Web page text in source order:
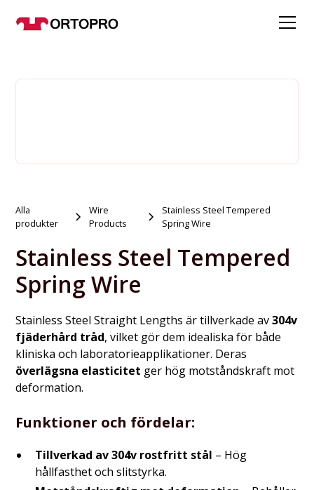
Alla
produkter
Wire
Products
Stainless Steel Tempered
Spring Wire
Stainless Steel Tempered
Spring Wire
Stainless Steel Straight Lengths är tillverkade av304v
fjäderhård tråd, vilket gör dem idealiska för både
kliniska och laboratorieapplikationer. Deras
överlägsna elasticitet ger hög motståndskraft mot
deformation.
Funktioner och fördelar:
Tillverkad av 304v rostfritt stål – Hög
hållfasthet och slitstyrka.